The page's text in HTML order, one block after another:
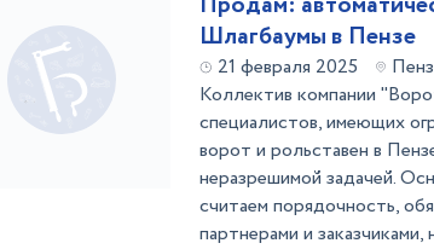
Шлагбаумы в Пензе
21 февраля 2025
Коллектив компании
специалистов, имеющих
ворот и рольставен в
неразрешимой задачей.
считаем порядочность,
партнерами и